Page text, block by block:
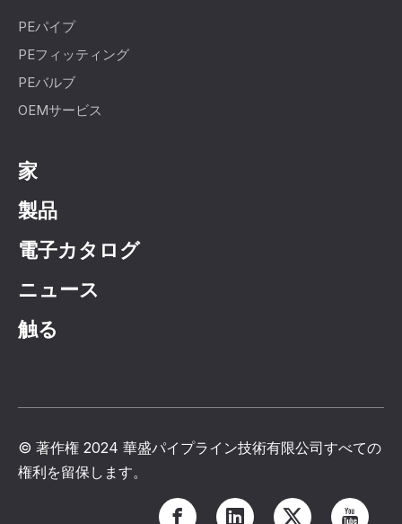
PEパイプ
PEフィッティング
PEバルブ
OEMサービス
家
製品
電子カタログ
ニュース
触る
© 著作権 2024 華盛パイプライン技術有限公司すべての
権利を留保します。